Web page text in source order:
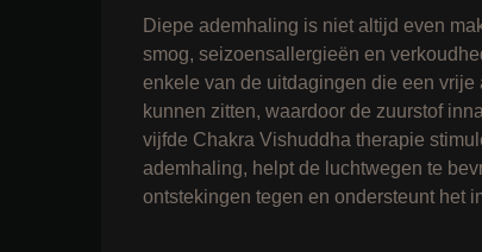
Diepe ademhaling is niet altijd even
smog, seizoensallergieën en
enkele van de uitdagingen die een vrije
kunnen zitten, waardoor de zuurstof
vijfde Chakra Vishuddha therapie
ademhaling, helpt de luchtwegen te
ontstekingen tegen en ondersteunt het